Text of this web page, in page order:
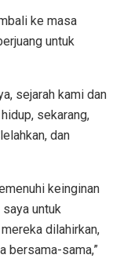
ke masa
untuk
sejarah kami dan
sekarang,
dan
keinginan
untuk
dilahirkan,
bersama-sama,”